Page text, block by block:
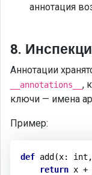
аннотация
8.
Аннотации
__annotations__ ,
ключи — имена
Пример:
def add(x:
return x +